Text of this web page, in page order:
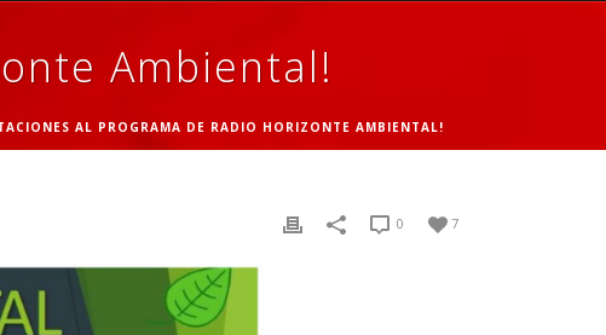
Ambiental!
AL PROGRAMA DE RADIO HORIZONTE AMBIENTAL!
7
0